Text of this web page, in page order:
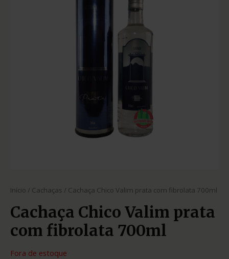
Início / Cachaças / Cachaça Chico Valim prata com fibrolata 700ml
Cachaça Chico Valim prata
com fibrolata 700ml
Fora de estoque